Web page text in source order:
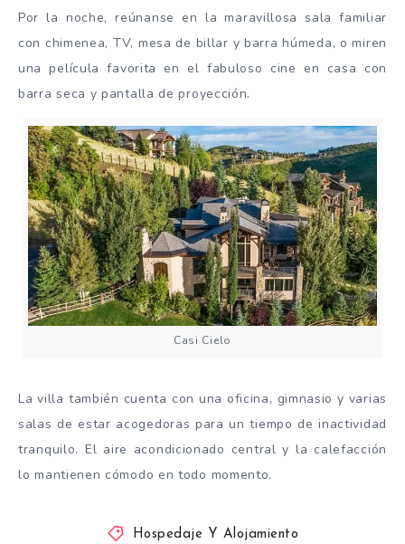
Por la noche, reúnanse en la maravillosa sala familiar
con chimenea, TV, mesa de billar y barra húmeda, o miren
una película favorita en el fabuloso cine en casa con
barra seca y pantalla de proyección.
Casi Cielo
La villa también cuenta con una oficina, gimnasio y varias
salas de estar acogedoras para un tiempo de inactividad
tranquilo. El aire acondicionado central y la calefacción
lo mantienen cómodo en todo momento.
Hospedaje Y Alojamiento